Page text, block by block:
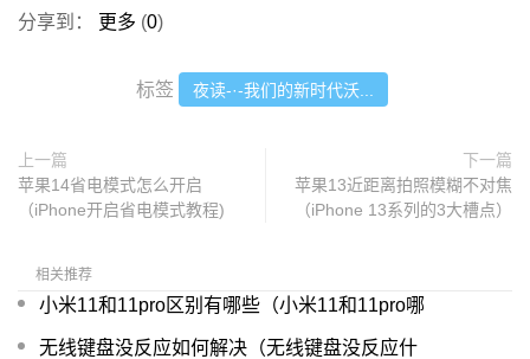
分享到： 更多 (0)
标签 夜读-·-我们的新时代沃...
上一篇
苹果14省电模式怎么开启
（iPhone开启省电模式教程)
下一篇
苹果13近距离拍照模糊不对焦
（iPhone 13系列的3大槽点）
相关推荐
小米11和11pro区别有哪些（小米11和11pro哪
无线键盘没反应如何解决（无线键盘没反应什